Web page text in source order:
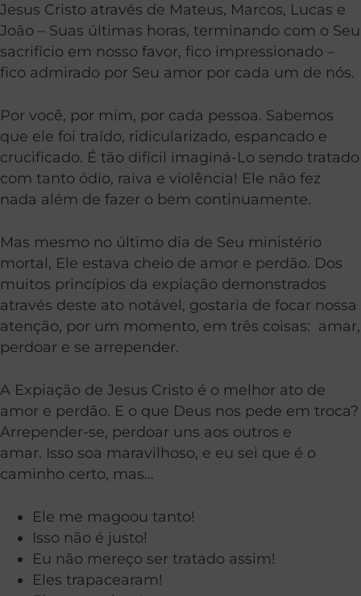
Jesus Cristo através de Mateus, Marcos, Lucas e
João – Suas últimas horas, terminando com o Seu
sacrifício em nosso favor, fico impressionado –
fico admirado por Seu amor por cada um de nós.
Por você, por mim, por cada pessoa. Sabemos
que ele foi traído, ridicularizado, espancado e
crucificado. É tão difícil imaginá-Lo sendo tratado
com tanto ódio, raiva e violência! Ele não fez
nada além de fazer o bem continuamente.
Mas mesmo no último dia de Seu ministério
mortal, Ele estava cheio de amor e perdão. Dos
muitos princípios da expiação demonstrados
através deste ato notável, gostaria de focar nossa
atenção, por um momento, em três coisas: amar,
perdoar e se arrepender.
A Expiação de Jesus Cristo é o melhor ato de
amor e perdão. E o que Deus nos pede em troca?
Arrepender-se, perdoar uns aos outros e
amar. Isso soa maravilhoso, e eu sei que é o
caminho certo, mas…
Ele me magoou tanto!
Isso não é justo!
Eu não mereço ser tratado assim!
Eles trapacearam!